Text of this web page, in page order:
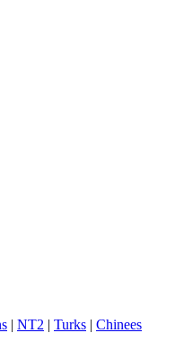
| NT2 | Turks | Chinees